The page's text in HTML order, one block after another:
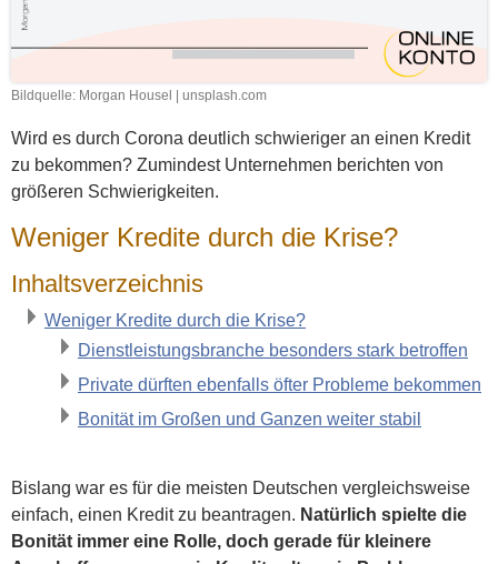
Bildquelle: Morgan Housel | unsplash.com
Wird es durch Corona deutlich schwieriger an einen Kredit
zu bekommen? Zumindest Unternehmen berichten von
größeren Schwierigkeiten.
Weniger Kredite durch die Krise?
Inhaltsverzeichnis
Weniger Kredite durch die Krise?
Dienstleistungsbranche besonders stark betroffen
Private dürften ebenfalls öfter Probleme bekommen
Bonität im Großen und Ganzen weiter stabil
Bislang war es für die meisten Deutschen vergleichsweise
einfach, einen Kredit zu beantragen. Natürlich spielte die
Bonität immer eine Rolle, doch gerade für kleinere